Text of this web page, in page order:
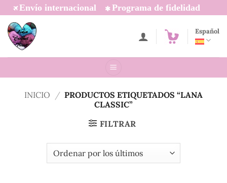
Saltar
al
contenido
Envío internacional Programa de fidelidad
Español
INICIO / PRODUCTOS ETIQUETADOS “LANA
CLASSIC”
FILTRAR